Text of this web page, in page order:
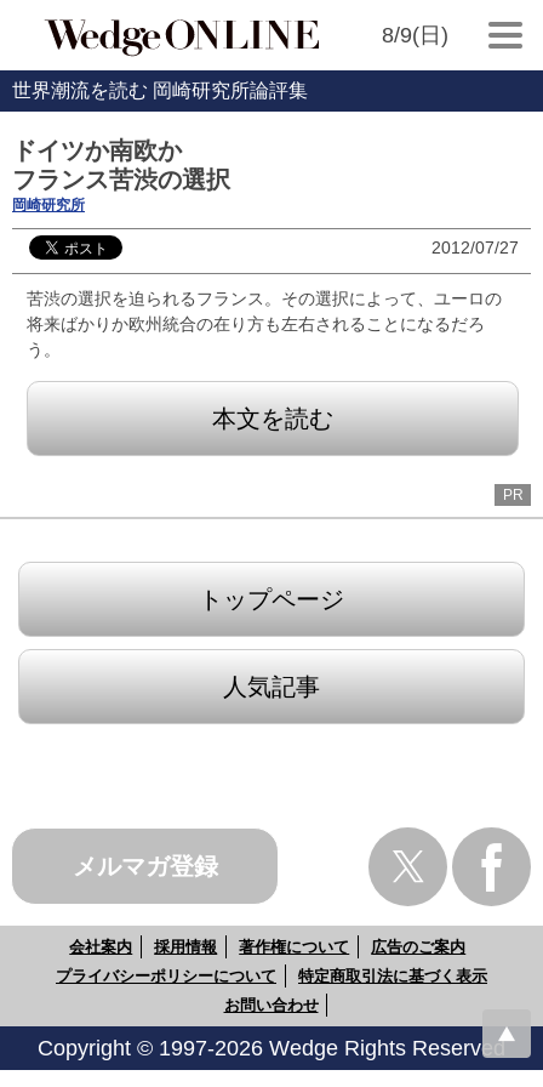
8/9(日)
世界潮流を読む 岡崎研究所論評集
ドイツか南欧か
フランス苦渋の選択
岡崎研究所
2012/07/27
苦渋の選択を迫られるフランス。その選択によって、ユーロの
将来ばかりか欧州統合の在り方も左右されることになるだろ
う。
本文を読む
PR
トップページ
人気記事
メルマガ登録
会社案内 採用情報 著作権について
広告のご案内
プライバシーポリシーについて
特定商取引法に基づく表示
お問い合わせ
Copyright © 1997-2026 Wedge Rights Reserved